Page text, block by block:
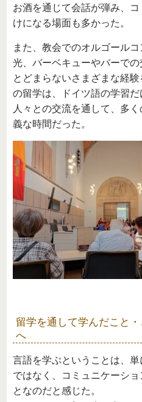
お酒を通じて会話が弾み、
けになる場面も多かった。
また、教会でのオルゴール
光、バーベキューやバーで
とどまらないさまざまな経
の留学は、ドイツ語の学習
人々との交流を通して、多
義な時間だった。
留学を通して学んだこと
へ
言語を学ぶということは、
ではなく、コミュニケーシ
となのだと感じた。